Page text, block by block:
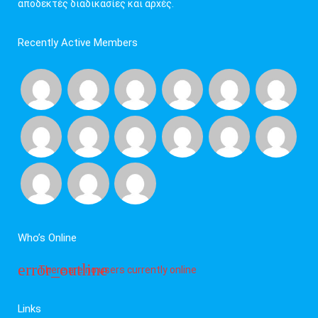
αποδεκτές διαδικασίες και αρχές.
Recently Active Members
Who’s Online
There are no users currently online
Links